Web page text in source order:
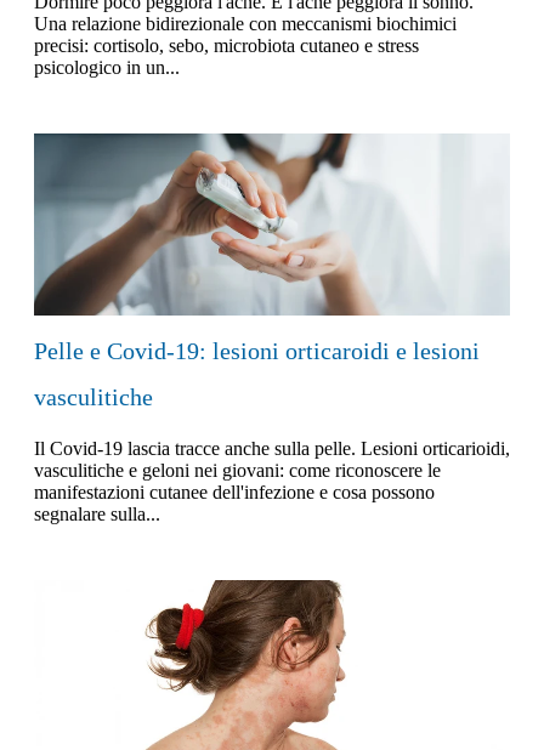
Una relazione bidirezionale con meccanismi biochimici
precisi: cortisolo, sebo, microbiota cutaneo e stress
psicologico in un...
Pelle e Covid-19: lesioni orticaroidi e lesioni
vasculitiche
Il Covid-19 lascia tracce anche sulla pelle. Lesioni orticarioidi,
vasculitiche e geloni nei giovani: come riconoscere le
manifestazioni cutanee dell'infezione e cosa possono
segnalare sulla...